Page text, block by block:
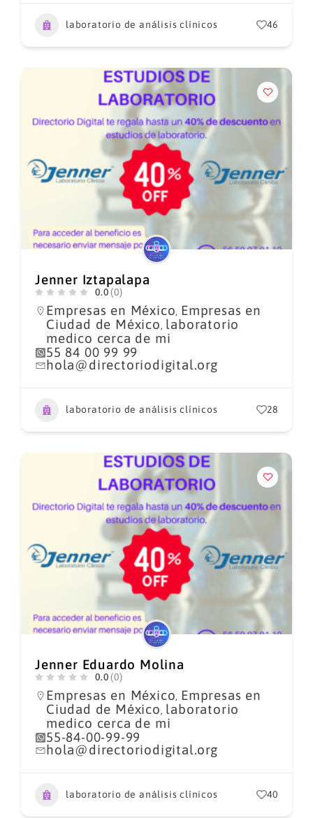
laboratorio de análisis clínicos 46
Jenner Iztapalapa
0.0 (0)
Empresas en México, Empresas en
Ciudad de México, laboratorio
medico cerca de mi
55 84 00 99 99
hola@directoriodigital.org
laboratorio de análisis clínicos 28
Jenner Eduardo Molina
0.0 (0)
Empresas en México, Empresas en
Ciudad de México, laboratorio
medico cerca de mi
55-84-00-99-99
hola@directoriodigital.org
laboratorio de análisis clínicos 40